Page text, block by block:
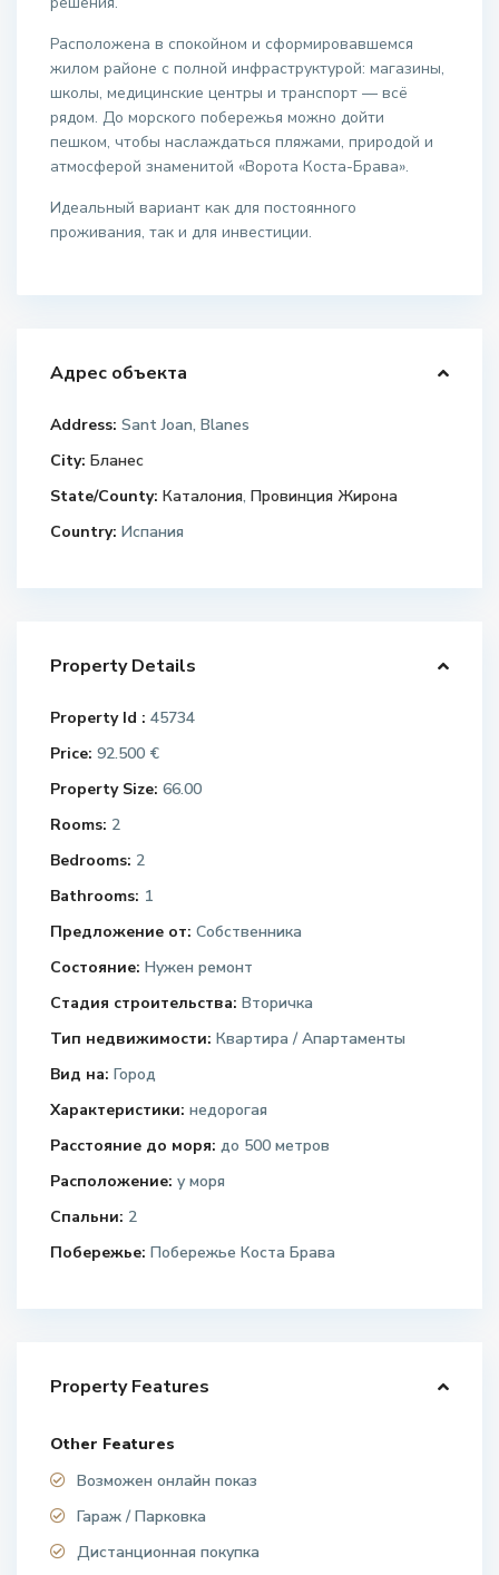
Расположена в спокойном и сформировавшемся
жилом районе с полной инфраструктурой: магазины,
школы, медицинские центры и транспорт — всё
рядом. До морского побережья можно дойти
пешком, чтобы наслаждаться пляжами, природой и
атмосферой знаменитой «Ворота Коста-Брава».
Идеальный вариант как для постоянного
проживания, так и для инвестиции.
Адрес объекта
Address: Sant Joan, Blanes
City: Бланес
State/County: Каталония,Провинция Жирона
Country: Испания
Property Details
Property Id : 45734
Price: 92.500 €
Property Size: 66.00
Rooms: 2
Bedrooms: 2
Bathrooms: 1
Предложение от: Собственника
Состояние: Нужен ремонт
Стадия строительства: Вторичка
Тип недвижимости: Квартира / Апартаменты
Вид на: Город
Характеристики: недорогая
Расстояние до моря: до 500 метров
Расположение: у моря
Спальни: 2
Побережье: Побережье Коста Брава
Property Features
Other Features
Возможен онлайн показ
Гараж / Парковка
Дистанционная покупка